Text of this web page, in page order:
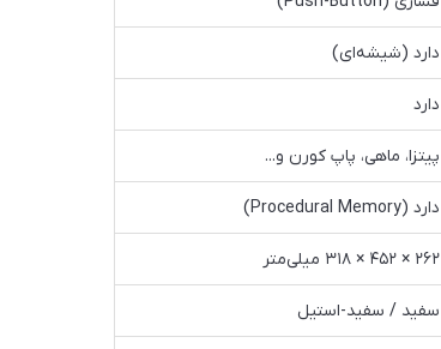
دارد (شیشه‌ای)
دارد
پیتزا، ماهی، پاپ کورن و...
دارد (Procedural Memory)
۲۶۲ × ۴۵۲ × ۳۱۸ میلی‌متر
سفید / سفید-استیل